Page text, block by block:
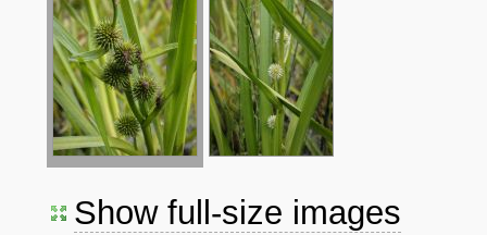
Show full-size images